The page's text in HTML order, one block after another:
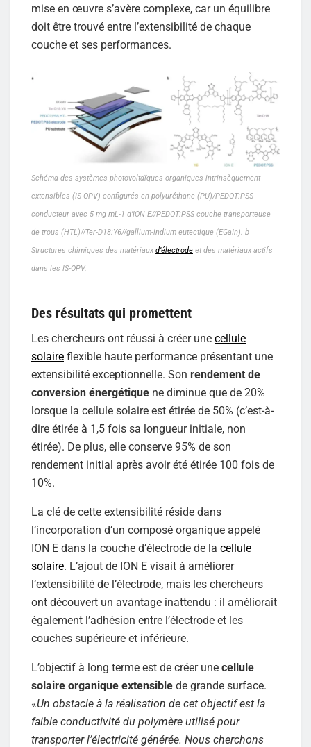
mise en œuvre s’avère complexe, car un équilibre
doit être trouvé entre l’extensibilité de chaque
couche et ses performances.
Schéma des systèmes photovoltaïques organiques intrinsèquement
extensibles (IS-OPV) configurés en polyuréthane (PU)/PEDOT:PSS
conducteur avec 5 mg mL-1 d’ION E//PEDOT:PSS couche transporteuse
de trous (HTL)//Ter-D18:Y6//gallium-indium eutectique (EGaIn). b
Structures chimiques des matériaux d’électrode et des matériaux actifs
dans les IS-OPV.
Des résultats qui promettent
Les chercheurs ont réussi à créer une cellule
solaire flexible haute performance présentant une
extensibilité exceptionnelle. Son rendement de
conversion énergétique ne diminue que de 20%
lorsque la cellule solaire est étirée de 50% (c’est-à-
dire étirée à 1,5 fois sa longueur initiale, non
étirée). De plus, elle conserve 95% de son
rendement initial après avoir été étirée 100 fois de
10%.
La clé de cette extensibilité réside dans
l’incorporation d’un composé organique appelé
ION E dans la couche d’électrode de la cellule
solaire. L’ajout de ION E visait à améliorer
l’extensibilité de l’électrode, mais les chercheurs
ont découvert un avantage inattendu : il améliorait
également l’adhésion entre l’électrode et les
couches supérieure et inférieure.
L’objectif à long terme est de créer une cellule
solaire organique extensible de grande surface.
«Un obstacle à la réalisation de cet objectif est la
faible conductivité du polymère utilisé pour
transporter l’électricité générée. Nous cherchons